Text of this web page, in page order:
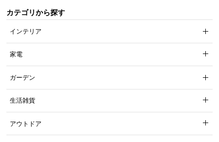
カテゴリから探す
インテリア
家電
ガーデン
生活雑貨
アウトドア